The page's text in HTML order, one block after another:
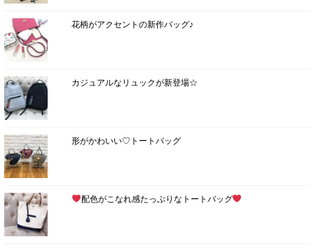
花柄がアクセントの新作バッグ♪
カジュアルなリュックが新登場☆
形がかわいい♡トートバッグ
配色がこなれ感たっぷりなトートバッグ